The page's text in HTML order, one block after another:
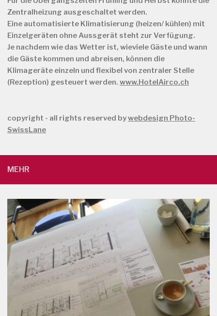
Zentralheizung ausgeschaltet werden.
Eine automatisierte Klimatisierung (heizen/ kühlen) mit
Einzelgeräten ohne Aussgerät steht zur Verfügung.
Je nachdem wie das Wetter ist, wieviele Gäste und wann
die Gäste kommen und abreisen, können die
Klimageräte einzeln und flexibel von zentraler Stelle
(Rezeption) gesteuert werden. www.HotelAirco.ch
copyright - all rights reserved bywebdesign Photo-
SwissLane
MEHR